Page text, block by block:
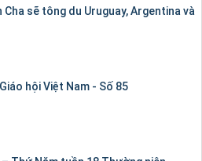
sẽ tông du Uruguay, Argentina và
hội Việt Nam - Số 85